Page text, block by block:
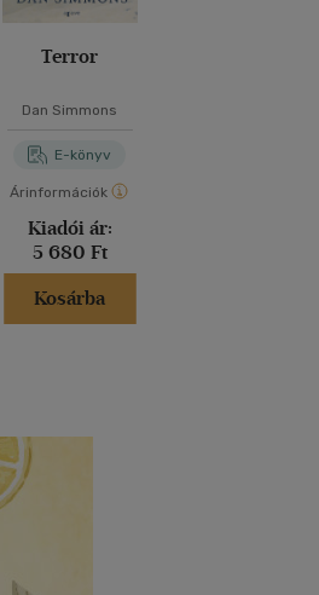
Terror
Dan Simmons
E-könyv
Árinformációk
Kiadói ár:
5 680 Ft
Kosárba